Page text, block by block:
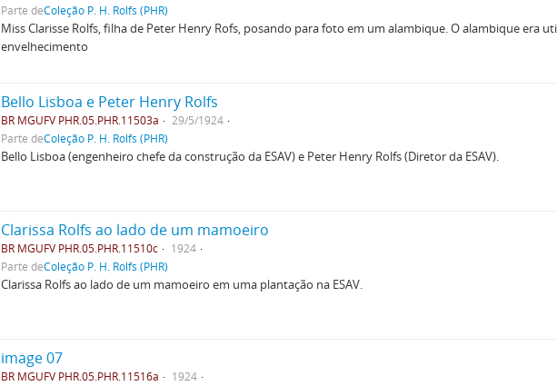
Parte deColeção P. H. Rolfs (PHR)
Miss Clarisse Rolfs, filha de Peter Henry Rofs, posando para foto em um alambique. O alambique era
envelhecimento
Bello Lisboa e Peter Henry Rolfs
BR MGUFV PHR.05.PHR.11503a
29/5/1924
Parte deColeção P. H. Rolfs (PHR)
Bello Lisboa (engenheiro chefe da construção da ESAV) e Peter Henry Rolfs (Diretor da ESAV).
Clarissa Rolfs ao lado de um mamoeiro
BR MGUFV PHR.05.PHR.11510c
1924
Parte deColeção P. H. Rolfs (PHR)
Clarissa Rolfs ao lado de um mamoeiro em uma plantação na ESAV.
image 07
BR MGUFV PHR.05.PHR.11516a
1924